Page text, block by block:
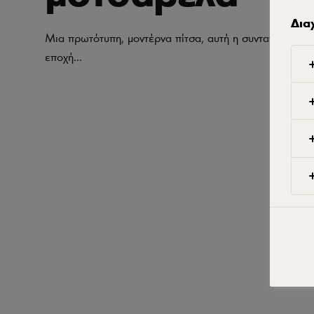
Μια πρωτότυπη, μοντέρνα πίτσα, αυτή η συνταγή είναι
εποχή...